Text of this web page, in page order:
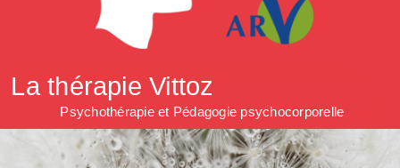
La thérapie Vittoz
Psychothérapie et Pédagogie psychocorporelle